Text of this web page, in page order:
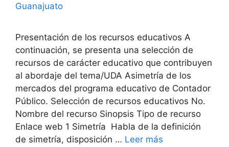
Guanajuato
Presentación de los recursos educativos A
continuación, se presenta una selección de
recursos de carácter educativo que contribuyen
al abordaje del tema/UDA Asimetría de los
mercados del programa educativo de Contador
Público. Selección de recursos educativos No.
Nombre del recurso Sinopsis Tipo de recurso
Enlace web 1 Simetría Habla de la definición
de simetría, disposición … Leer más